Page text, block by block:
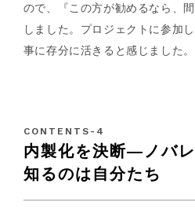
ので、『この方が勧めるなら、
しました。プロジェクトに参加
事に存分に活きると感じました。
内製化を決断—ノバ
知るのは自分たち